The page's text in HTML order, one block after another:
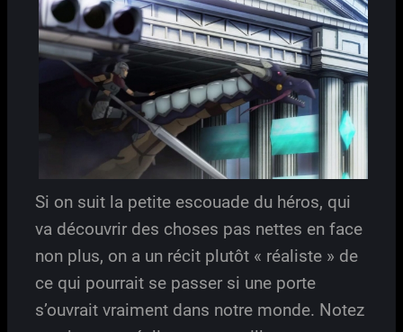
Si on suit la petite escouade du héros, qui
va découvrir des choses pas nettes en face
non plus, on a un récit plutôt « réaliste » de
ce qui pourrait se passer si une porte
s’ouvrait vraiment dans notre monde. Notez